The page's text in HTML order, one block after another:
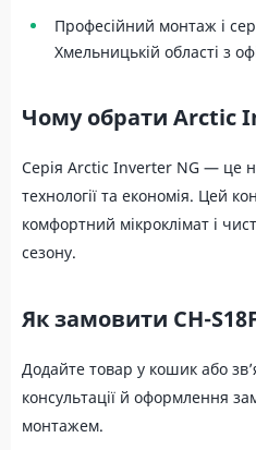
Професійний монтаж і
Хмельницькій області з
Чому обрати Arctic
Серія Arctic Inverter NG — це
технології та економія. Цей
комфортний мікроклімат і
сезону.
Як замовити CH-
Додайте товар у кошик або
консультації й оформлення
монтажем.